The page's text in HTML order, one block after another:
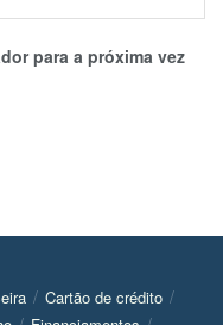
para a próxima vez
Cartão de crédito